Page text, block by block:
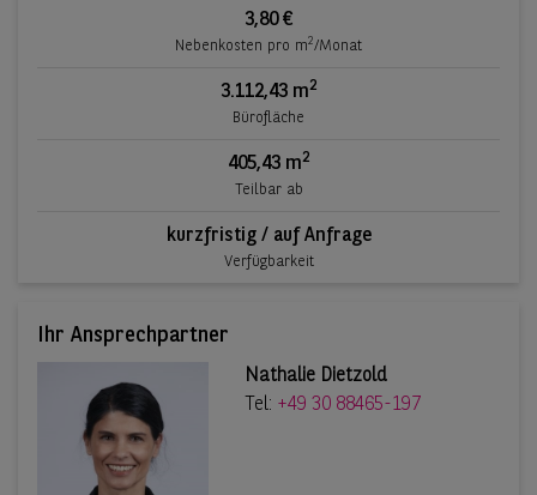
3,80 €
Nebenkosten pro m2/Monat
3.112,43 m2
Bürofläche
405,43 m2
Teilbar ab
kurzfristig / auf Anfrage
Verfügbarkeit
Ihr Ansprechpartner
Nathalie Dietzold
Tel: +49 30 88465-197